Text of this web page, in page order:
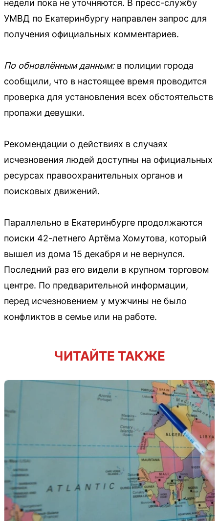
недели пока не уточняются. В пресс-службу
УМВД по Екатеринбургу направлен запрос для
получения официальных комментариев.
По обновлённым данным:в полиции города
сообщили, что в настоящее время проводится
проверка для установления всех обстоятельств
пропажи девушки.
Рекомендации о действиях в случаях
исчезновения людей доступны на официальных
ресурсах правоохранительных органов и
поисковых движений.
Параллельно в Екатеринбурге продолжаются
поиски 42-летнего Артёма Хомутова, который
вышел из дома 15 декабря и не вернулся.
Последний раз его видели в крупном торговом
центре. По предварительной информации,
перед исчезновением у мужчины не было
конфликтов в семье или на работе.
ЧИТАЙТЕ ТАКЖЕ